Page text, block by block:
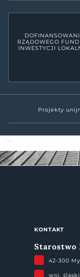
RZĄDOWEGO
INWESTYCJI
Projekty
KONTAKT
Starostwo
42-300
woj.